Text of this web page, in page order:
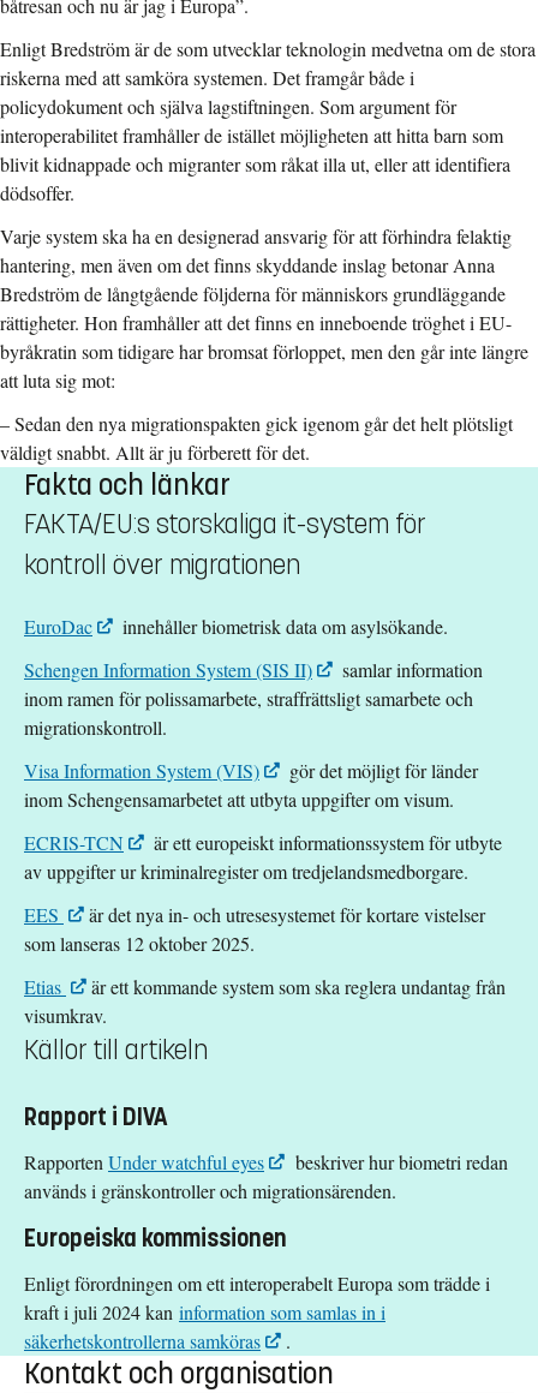
båtresan och nu är jag i Europa”.
Enligt Bredström är de som utvecklar teknologin medvetna om de stora
riskerna med att samköra systemen. Det framgår både i
policydokument och själva lagstiftningen. Som argument för
interoperabilitet framhåller de istället möjligheten att hitta barn som
blivit kidnappade och migranter som råkat illa ut, eller att identifiera
dödsoffer.
Varje system ska ha en designerad ansvarig för att förhindra felaktig
hantering, men även om det finns skyddande inslag betonar Anna
Bredström de långtgående följderna för människors grundläggande
rättigheter. Hon framhåller att det finns en inneboende tröghet i EU-
byråkratin som tidigare har bromsat förloppet, men den går inte längre
att luta sig mot:
– Sedan den nya migrationspakten gick igenom går det helt plötsligt
väldigt snabbt. Allt är ju förberett för det.
Fakta och länkar
FAKTA/EU:s storskaliga it-system för
kontroll över migrationen
EuroDac
innehåller biometrisk data om asylsökande.
Schengen Information System (SIS II)
samlar information
inom ramen för polissamarbete, straffrättsligt samarbete och
migrationskontroll.
Visa Information System (VIS)
gör det möjligt för länder
inom Schengensamarbetet att utbyta uppgifter om visum.
ECRIS-TCN
är ett europeiskt informationssystem för utbyte
av uppgifter ur kriminalregister om tredjelandsmedborgare.
EES
är det nya in- och utresesystemet för kortare vistelser
som lanseras 12 oktober 2025.
Etias
är ett kommande system som ska reglera undantag från
visumkrav.
Källor till artikeln
Rapport i DIVA
Rapporten Under watchful eyes
beskriver hur biometri redan
används i gränskontroller och migrationsärenden.
Europeiska kommissionen
Enligt förordningen om ett interoperabelt Europa som trädde i
kraft i juli 2024 kan information som samlas in i
säkerhetskontrollerna samköras
.
Kontakt och organisation